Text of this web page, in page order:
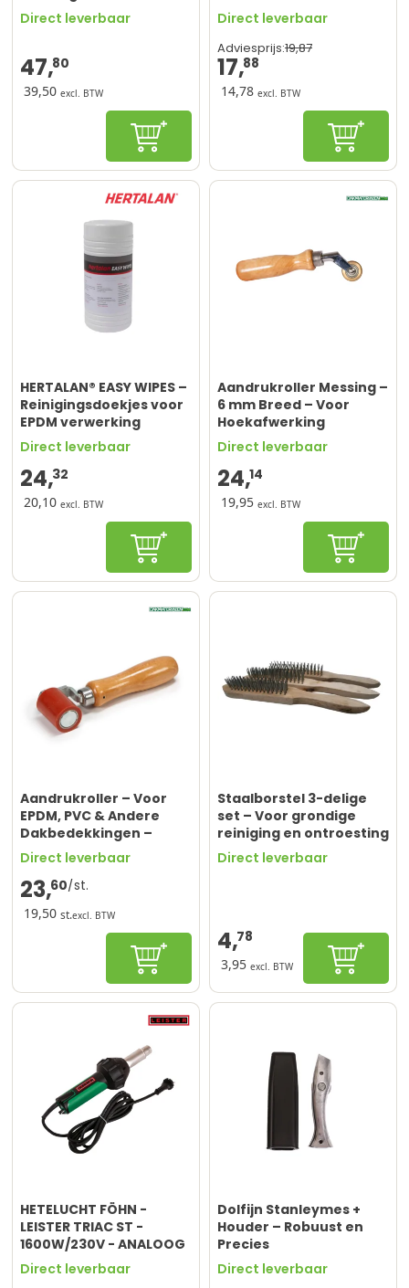
Dakbedekking &
Hoekafwerking
Direct leverbaar
47,80
39,50 excl. BTW
In winkelwagen
ontvetting en
schoonmaak
Direct leverbaar
Adviesprijs:19,87
17,88
14,78 excl. BTW
HERTALAN® EASY WIPES –
Reinigingsdoekjes voor
EPDM verwerking​
Direct leverbaar
24,32
20,10 excl. BTW
In winkelwagen
Aandrukroller Messing –
6 mm Breed – Voor
Hoekafwerking
Dakbedekking – Met
Houten Handvat
Direct leverbaar
24,14
19,95 excl. BTW
In
Aandrukroller – Voor
EPDM, PVC & Andere
Dakbedekkingen –
Hoogwaardige Siliconen
– 40 mm Breed – Rood
Direct leverbaar
23,60
19,50 st.excl. BTW
In winkelwagen
Staalborstel 3-delige
set – Voor grondige
reiniging en ontroesting
Direct leverbaar
4,78
3,95 excl. BTW In
HETELUCHT FÖHN -
LEISTER TRIAC ST -
1600W/230V - ANALOOG
INSTELBAAR
Direct leverbaar
Dolfijn Stanleymes +
Houder – Robuust en
Precies
Snijgereedschap
Direct leverbaar